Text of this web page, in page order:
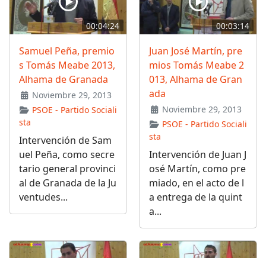
00:04:24
Samuel Peña, premio
s Tomás Meabe 2013,
Alhama de Granada
Noviembre 29, 2013
PSOE - Partido Sociali
sta
Intervención de Sam
uel Peña, como secre
tario general provinci
al de Granada de la Ju
ventudes...
00:03:14
Juan José Martín, pre
mios Tomás Meabe 2
013, Alhama de Gran
ada
Noviembre 29, 2013
PSOE - Partido Sociali
sta
Intervención de Juan J
osé Martín, como pre
miado, en el acto de l
a entrega de la quint
a...